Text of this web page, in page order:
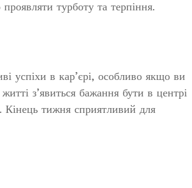
турботу та терпіння.
успіхи в кар’єрі, особливо якщо ви
з’явиться бажання бути в центрі
тижня сприятливий для